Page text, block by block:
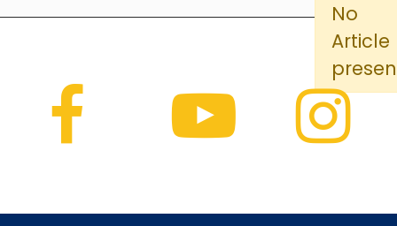
No
Article